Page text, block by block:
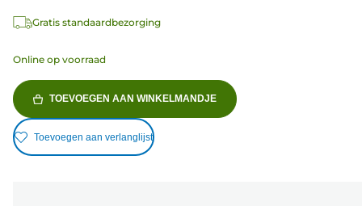
Gratis standaardbezorging
Online op voorraad
TOEVOEGEN AAN WINKELMANDJE
Toevoegen aan verlanglijst